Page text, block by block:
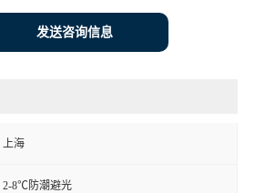
发送咨询信息
上海
2-8℃防潮避光